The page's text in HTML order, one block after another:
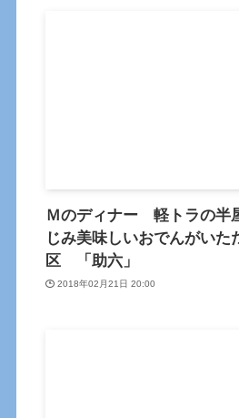
Ｍのディナー 軽トラの半
じみ美味しいおでんがい
区 「助六」
2018年02月21日 20:00